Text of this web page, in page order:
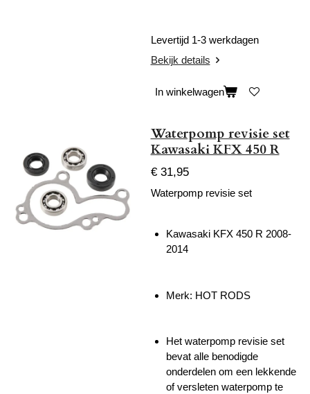
Levertijd 1-3 werkdagen
Bekijk details
In winkelwagen
Waterpomp revisie set
Kawasaki KFX 450 R
€ 31,95
Waterpomp revisie set
Kawasaki KFX 450 R 2008-
2014
Merk: HOT RODS
Het waterpomp revisie set
bevat alle benodigde
onderdelen om een lekkende
of versleten waterpomp te